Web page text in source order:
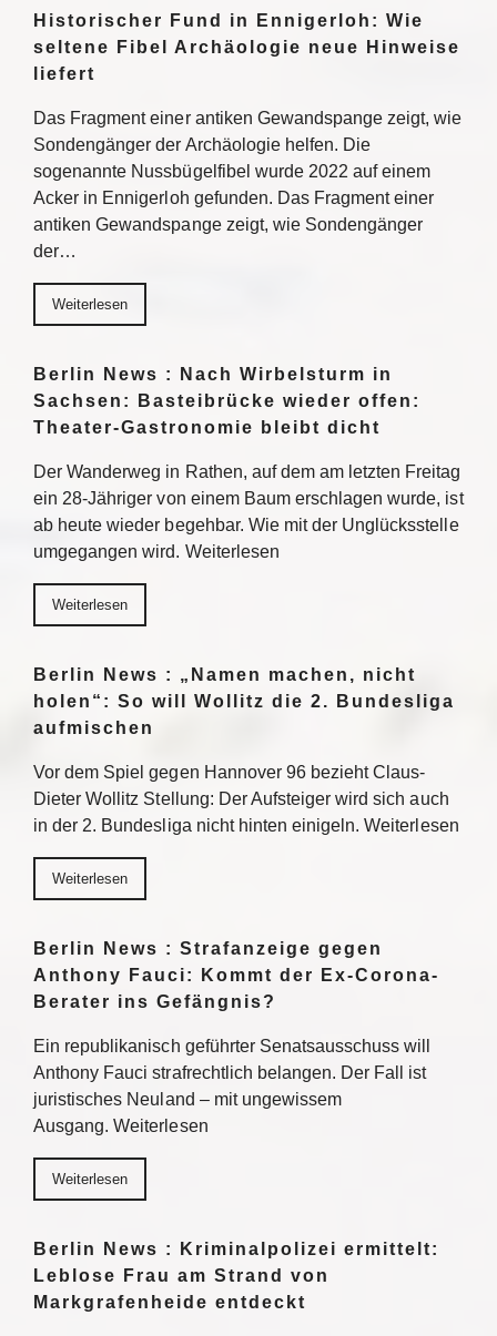
Historischer Fund in Ennigerloh: Wie
seltene Fibel Archäologie neue Hinweise
liefert
Das Fragment einer antiken Gewandspange zeigt, wie
Sondengänger der Archäologie helfen. Die
sogenannte Nussbügelfibel wurde 2022 auf einem
Acker in Ennigerloh gefunden. Das Fragment einer
antiken Gewandspange zeigt, wie Sondengänger
der…
Weiterlesen
Berlin News : Nach Wirbelsturm in
Sachsen: Basteibrücke wieder offen:
Theater-Gastronomie bleibt dicht
Der Wanderweg in Rathen, auf dem am letzten Freitag
ein 28-Jähriger von einem Baum erschlagen wurde, ist
ab heute wieder begehbar. Wie mit der Unglücksstelle
umgegangen wird. Weiterlesen
Weiterlesen
Berlin News : „Namen machen, nicht
holen“: So will Wollitz die 2. Bundesliga
aufmischen
Vor dem Spiel gegen Hannover 96 bezieht Claus-
Dieter Wollitz Stellung: Der Aufsteiger wird sich auch
in der 2. Bundesliga nicht hinten einigeln. Weiterlesen
Weiterlesen
Berlin News : Strafanzeige gegen
Anthony Fauci: Kommt der Ex-Corona-
Berater ins Gefängnis?
Ein republikanisch geführter Senatsausschuss will
Anthony Fauci strafrechtlich belangen. Der Fall ist
juristisches Neuland – mit ungewissem
Ausgang. Weiterlesen
Weiterlesen
Berlin News : Kriminalpolizei ermittelt:
Leblose Frau am Strand von
Markgrafenheide entdeckt